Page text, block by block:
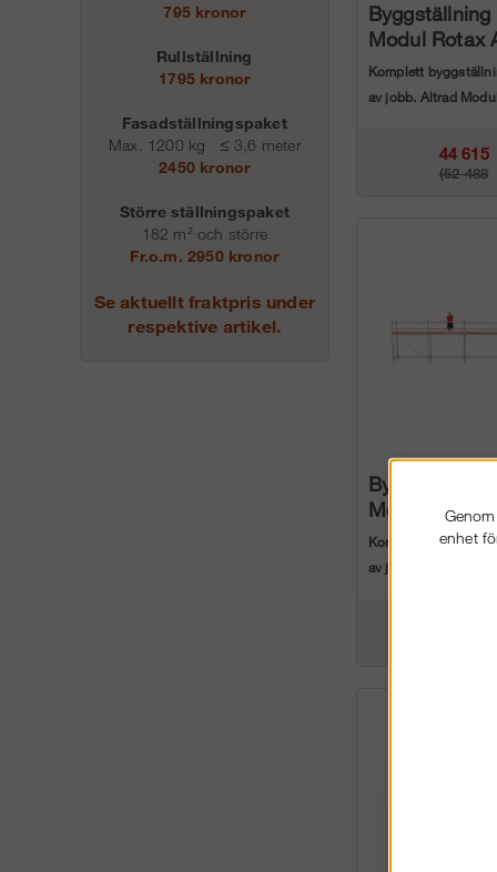
795 kronor
Rullställning
1795 kronor
Fasadställningspaket
Max. 1200 kg
≤ 3,6 meter
2450 kronor
Större ställningspaket
182 m² och större
Fr.o.m. 2950 kronor
Se aktuellt fraktpris under
respektive artikel.
Modul Rotax
Komplett
av jobb. Altrad
44 615
(52 488
Byggställning
Modul Rotax
Komplett
av jobb. Paketen
enhet